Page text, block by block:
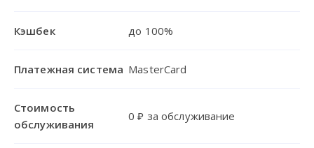
Кэшбек до 100%
Платежная система MasterCard
Стоимость
обслуживания
0 ₽ за обслуживание